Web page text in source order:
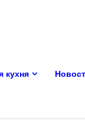
кухня